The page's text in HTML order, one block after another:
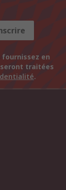
fournissez en
traitées
.